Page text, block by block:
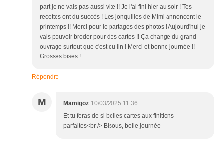
part je ne vais pas aussi vite !! Je l'ai fini hier au soir ! Tes
recettes ont du succès ! Les jonquilles de Mimi annoncent le
printemps !! Merci pour le partages des photos ! Aujourd'hui je
vais pouvoir broder pour des cartes !! Ça change du grand
ouvrage surtout que c'est du lin ! Merci et bonne journée !!
Grosses bises !
Répondre
M Mamigoz 10/03/2025 11:36
Et tu feras de si belles cartes aux finitions
parfaites<br /> Bisous, belle journée